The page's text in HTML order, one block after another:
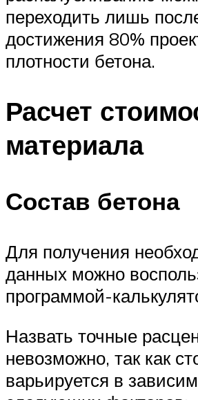
переходить лишь
достижения 80%
плотности бетона.
Расчет
материала
Состав бетона
Для получения
данных можно
программой-
Назвать точные
невозможно, так как
варьируется в